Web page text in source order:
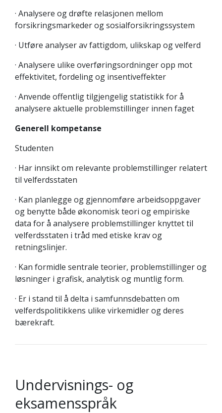
· Analysere og drøfte relasjonen mellom
forsikringsmarkeder og sosialforsikringssystem
· Utføre analyser av fattigdom, ulikskap og velferd
· Analysere ulike overføringsordninger opp mot
effektivitet, fordeling og insentiveffekter
· Anvende offentlig tilgjengelig statistikk for å
analysere aktuelle problemstillinger innen faget
Generell kompetanse
Studenten
· Har innsikt om relevante problemstillinger relatert
til velferdsstaten
· Kan planlegge og gjennomføre arbeidsoppgaver
og benytte både økonomisk teori og empiriske
data for å analysere problemstillinger knyttet til
velferdsstaten i tråd med etiske krav og
retningslinjer.
· Kan formidle sentrale teorier, problemstillinger og
løsninger i grafisk, analytisk og muntlig form.
· Er i stand til å delta i samfunnsdebatten om
velferdspolitikkens ulike virkemidler og deres
bærekraft.
Undervisnings- og
eksamensspråk